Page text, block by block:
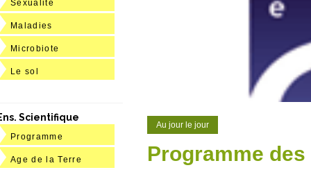
Au jour le jour
Programme
Sexualité
Maladies
Microbiote
Le sol
Scientifique
Programme
Age de la Terre